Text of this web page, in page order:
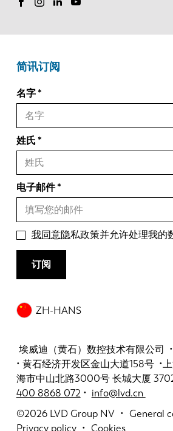
ZH-HANS
埃威迪（黄石）数控技术有限公司
• 黄石经济开发区金山大道158号 •
海市中山北路3000号 长城大厦
400 8868 072 • info@lvd.cn
©2026 LVD Group NV
General
Privacy policy
Cookies
简讯订阅
名字
姓氏
电子邮件
我同意隐私政策并允许处理我的
订阅